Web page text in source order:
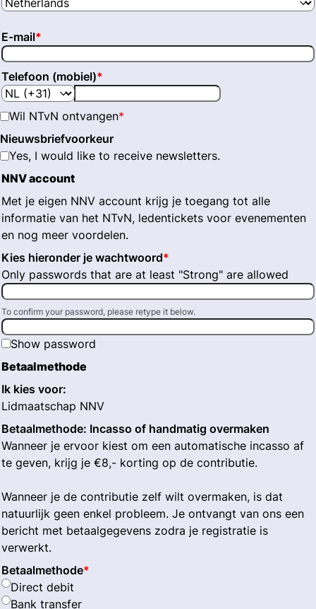
E-mail*
Telefoon (mobiel)*
Wil NTvN ontvangen*
Nieuwsbriefvoorkeur
Yes, I would like to receive newsletters.
NNV account
Met je eigen NNV account krijg je toegang tot alle
informatie van het NTvN, ledentickets voor evenementen
en nog meer voordelen.
Kies hieronder je wachtwoord*
Only passwords that are at least "Strong" are allowed
To confirm your password, please retype it below.
Show password
Betaalmethode
Ik kies voor:
Lidmaatschap NNV
Betaalmethode: Incasso of handmatig overmaken
Wanneer je ervoor kiest om een automatische incasso af
te geven, krijg je €8,- korting op de contributie.
Wanneer je de contributie zelf wilt overmaken, is dat
natuurlijk geen enkel probleem. Je ontvangt van ons een
bericht met betaalgegevens zodra je registratie is
verwerkt.
Betaalmethode*
Direct debit
Bank transfer